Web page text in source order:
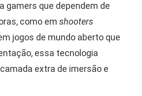
gamers que dependem de
como em shooters
jogos de mundo aberto que
essa tecnologia
extra de imersão e